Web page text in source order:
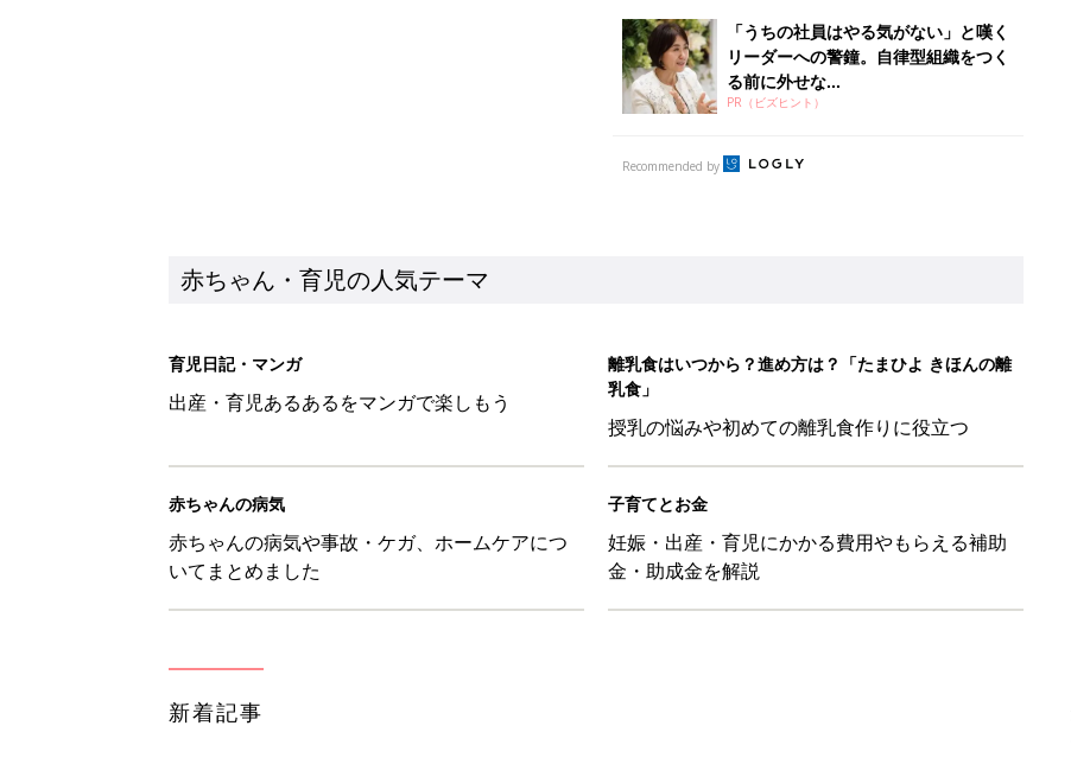
「うちの社員はやる気がない」と嘆く
リーダーへの警鐘。自律型組織をつく
る前に外せな...
PR（ビズヒント）
Recommended by
赤ちゃん・育児の人気テーマ
育児日記・マンガ
出産・育児あるあるをマンガで楽しもう
離乳食はいつから？進め方は？「たまひよ きほんの離
乳食」
授乳の悩みや初めての離乳食作りに役立つ
赤ちゃんの病気
赤ちゃんの病気や事故・ケガ、ホームケアにつ
いてまとめました
子育てとお金
妊娠・出産・育児にかかる費用やもらえる補助
金・助成金を解説
新着記事